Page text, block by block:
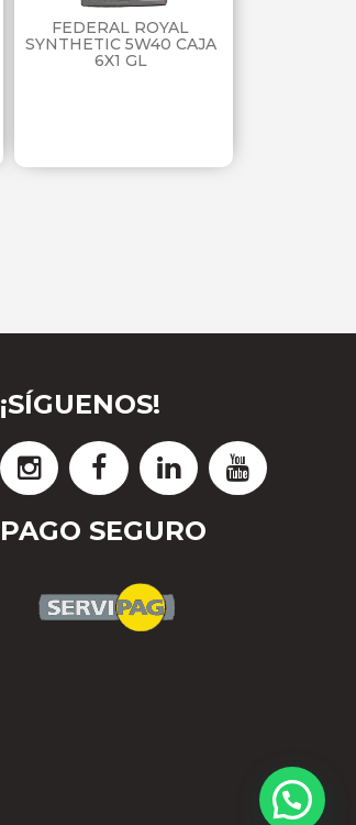
FEDERAL ROYAL
SYNTHETIC 5W40 CAJA
6X1 GL
¡SÍGUENOS!
PAGO SEGURO